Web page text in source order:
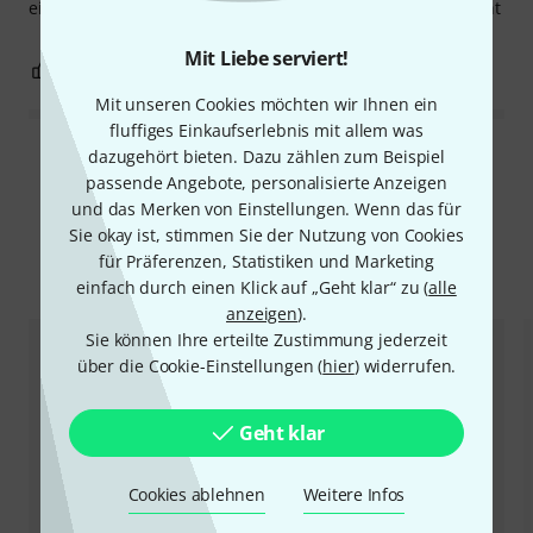
Mit Liebe serviert!
Mit unseren Cookies möchten wir Ihnen ein
fluffiges Einkaufserlebnis mit allem was
dazugehört bieten. Dazu zählen zum Beispiel
passende Angebote, personalisierte Anzeigen
und das Merken von Einstellungen. Wenn das für
Sie okay ist, stimmen Sie der Nutzung von Cookies
für Präferenzen, Statistiken und Marketing
einfach durch einen Klick auf „Geht klar“ zu (alle
anzeigen).
Sie können Ihre erteilte Zustimmung jederzeit
über die Cookie-Einstellungen (hier) widerrufen.
Geht klar
Cookies ablehnen Weitere Infos
einen guten Schutz. Der Nachteil ist ihr hohes Eigengewicht
BEWERTUNG MELDEN
Alle Bewertungen lesen
Alternativen vergleichen